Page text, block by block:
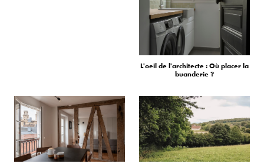
L'oeil de l'architecte : Où placer la
buanderie ?